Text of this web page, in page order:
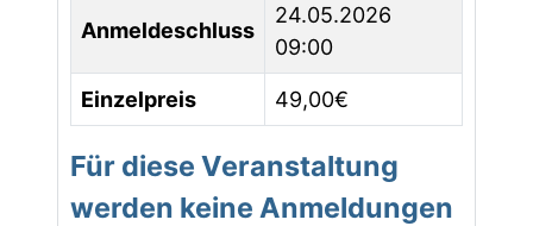
Anmeldeschluss
24.05.2026
09:00
Einzelpreis 49,00€
Für diese Veranstaltung
werden keine Anmeldungen